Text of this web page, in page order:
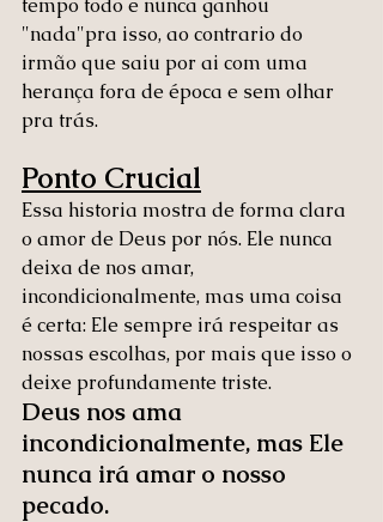
tempo todo e nunca ganhou
"nada"pra isso, ao contrario do
irmão que saiu por ai com uma
herança fora de época e sem olhar
pra trás.
Ponto Crucial
Essa historia mostra de forma clara
o amor de Deus por nós. Ele nunca
deixa de nos amar,
incondicionalmente, mas uma coisa
é certa: Ele sempre irá respeitar as
nossas escolhas, por mais que isso o
deixe profundamente triste.
Deus nos ama
incondicionalmente, mas Ele
nunca irá amar o nosso
pecado.